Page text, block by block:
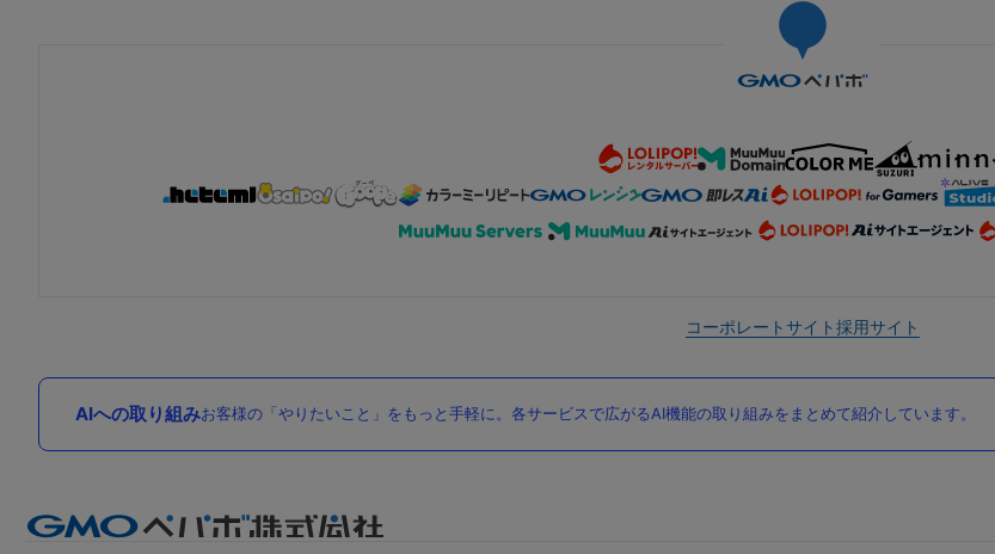
コーポレートサイト採用サイト
AIへの取り組みお客様の「やりたいこと」をもっと手軽に。各サービスで広がるAI機能の取り組みをまとめて紹介しています。